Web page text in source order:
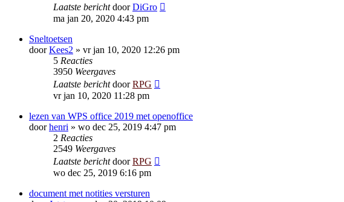
Laatste berichtdoorDiGro
ma jan 20, 2020 4:43 pm
Sneltoetsen
doorKees2 » vr jan 10, 2020 12:26 pm
5 Reacties
3950 Weergaves
Laatste berichtdoorRPG
vr jan 10, 2020 11:28 pm
lezen van WPS office 2019 met openoffice
doorhenri » wo dec 25, 2019 4:47 pm
2 Reacties
2549 Weergaves
Laatste berichtdoorRPG
wo dec 25, 2019 6:16 pm
document met notities versturen